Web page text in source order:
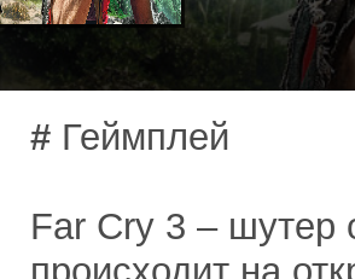
# Геймплей
Far Cry 3 – шутер